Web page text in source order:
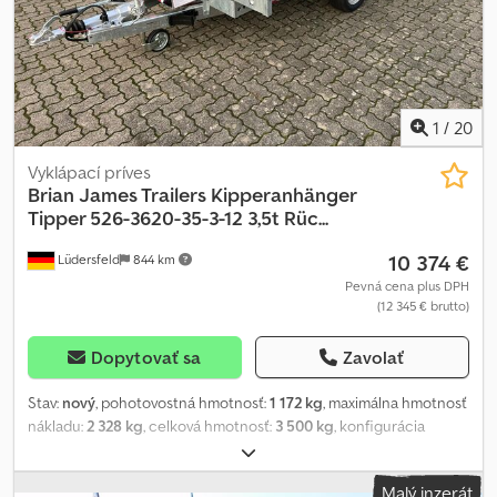
Hliníkové stěny, 30 cm vysoké, s robustními zapuštěnými zámky
Pokud najdete stejný přívěs za výhodnější cenu, předložte nám
prosím tuto nabídku! Máte-li dotazy, napište nám nebo nám
zavolejte! Technické změny, změny cen, chyby a mezitímní prodej
vyhrazeny. Za chyby a tiskové omyly neručíme.
1 / 20
Lüdersfeld 844 km
Vyklápací príves
Brian James Trailers Kipperanhänger
Tipper 526-3620-35-3-12 3,5t Rüc...
10 374 €
Pevná cena plus DPH
(12 345 € brutto)
Dopytovať sa Zavolať
Stav: nový, pohotovostná hmotnosť:1 172 kg, maximálna hmotnosť
nákladu:2 328 kg, celková hmotnosť: 3 500 kg, konfigurácia
, dĺžka ložného priestoru:
ložného priestoru:2 000 mm, výška ložného priestoru:300 mm,